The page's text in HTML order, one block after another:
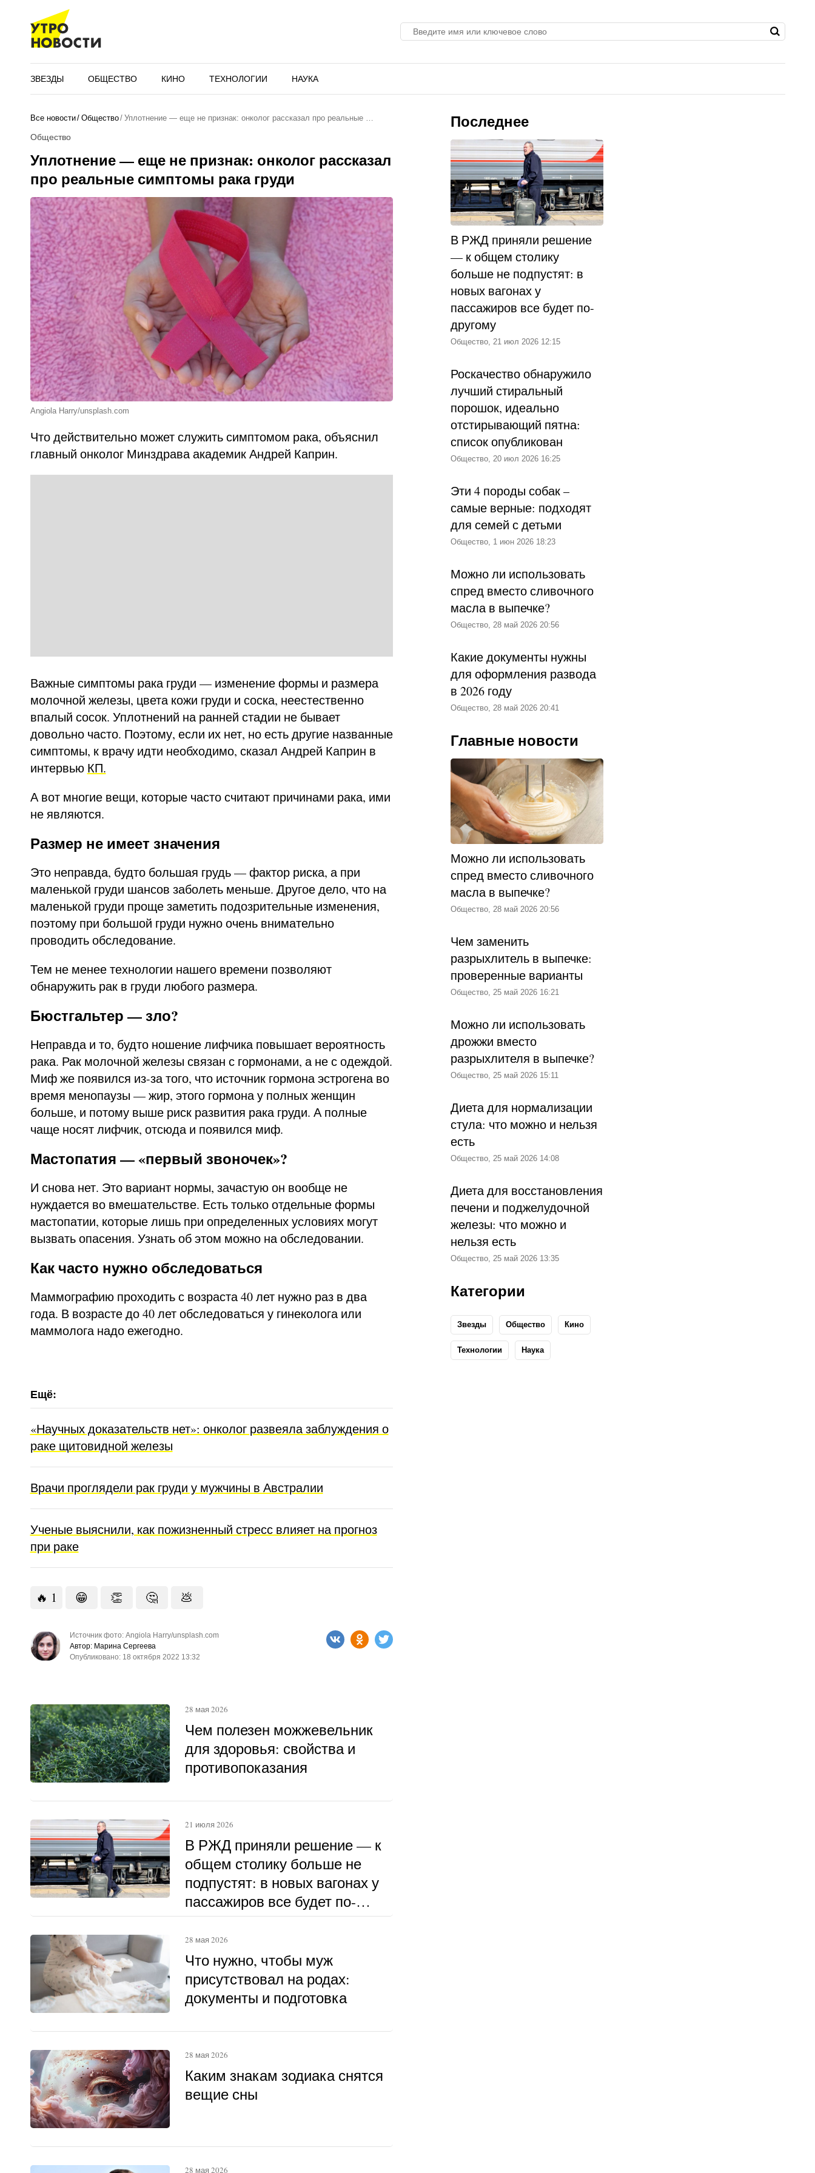
ЗВЕЗДЫ ОБЩЕСТВО КИНО ТЕХНОЛОГИИ НАУКА
Все новости Общество Уплотнение — еще не признак: онколог рассказал про реальные …
Общество
Уплотнение — еще не признак: онколог рассказал
про реальные симптомы рака груди
Angiola Harry/unsplash.com
Что действительно может служить симптомом рака, объяснил
главный онколог Минздрава академик Андрей Каприн.
Важные симптомы рака груди — изменение формы и размера
молочной железы, цвета кожи груди и соска, неестественно
впалый сосок. Уплотнений на ранней стадии не бывает
довольно часто. Поэтому, если их нет, но есть другие названные
симптомы, к врачу идти необходимо, сказал Андрей Каприн в
интервью КП.
А вот многие вещи, которые часто считают причинами рака, ими
не являются.
Размер не имеет значения
Это неправда, будто большая грудь — фактор риска, а при
маленькой груди шансов заболеть меньше. Другое дело, что на
маленькой груди проще заметить подозрительные изменения,
поэтому при большой груди нужно очень внимательно
проводить обследование.
Тем не менее технологии нашего времени позволяют
обнаружить рак в груди любого размера.
Бюстгальтер — зло?
Неправда и то, будто ношение лифчика повышает вероятность
рака. Рак молочной железы связан с гормонами, а не с одеждой.
Миф же появился из-за того, что источник гормона эстрогена во
время менопаузы — жир, этого гормона у полных женщин
больше, и потому выше риск развития рака груди. А полные
чаще носят лифчик, отсюда и появился миф.
Мастопатия — «первый звоночек»?
И снова нет. Это вариант нормы, зачастую он вообще не
нуждается во вмешательстве. Есть только отдельные формы
мастопатии, которые лишь при определенных условиях могут
вызвать опасения. Узнать об этом можно на обследовании.
Как часто нужно обследоваться
Маммографию проходить с возраста 40 лет нужно раз в два
года. В возрасте до 40 лет обследоваться у гинеколога или
маммолога надо ежегодно.
«Научных доказательств нет»: онколог развеяла заблуждения о
раке щитовидной железы
Врачи проглядели рак груди у мужчины в Австралии
Ученые выяснили, как пожизненный стресс влияет на прогноз
при раке
🔥 1 😁 👏 🤔 💩
Источник фото: Angiola Harry/unsplash.com
Автор: Марина Сергеева
Опубликовано: 18 октября 2022 13:32
Чем полезен можжевельник
для здоровья: свойства и
противопоказания
28 мая 2026
В РЖД приняли решение — к
общем столику больше не
подпустят: в новых вагонах у
пассажиров все будет по-
другому
21 июля 2026
Что нужно, чтобы муж
присутствовал на родах:
документы и подготовка
28 мая 2026
Каким знакам зодиака снятся
вещие сны
28 мая 2026
28 мая 2026
Последнее
В РЖД приняли решение
— к общем столику
больше не подпустят: в
новых вагонах у
пассажиров все будет по-
другому
Общество, 21 июл 2026 12:15
Роскачество обнаружило
лучший стиральный
порошок, идеально
отстирывающий пятна:
список опубликован
Общество, 20 июл 2026 16:25
Эти 4 породы собак –
самые верные: подходят
для семей с детьми
Общество, 1 июн 2026 18:23
Можно ли использовать
спред вместо сливочного
масла в выпечке?
Общество, 28 май 2026 20:56
Какие документы нужны
для оформления развода
в 2026 году
Общество, 28 май 2026 20:41
Главные новости
Можно ли использовать
спред вместо сливочного
масла в выпечке?
Общество, 28 май 2026 20:56
Чем заменить
разрыхлитель в выпечке:
проверенные варианты
Общество, 25 май 2026 16:21
Можно ли использовать
дрожжи вместо
разрыхлителя в выпечке?
Общество, 25 май 2026 15:11
Диета для нормализации
стула: что можно и нельзя
есть
Общество, 25 май 2026 14:08
Диета для восстановления
печени и поджелудочной
железы: что можно и
нельзя есть
Общество, 25 май 2026 13:35
Категории
Звезды Общество Кино
Технологии Наука